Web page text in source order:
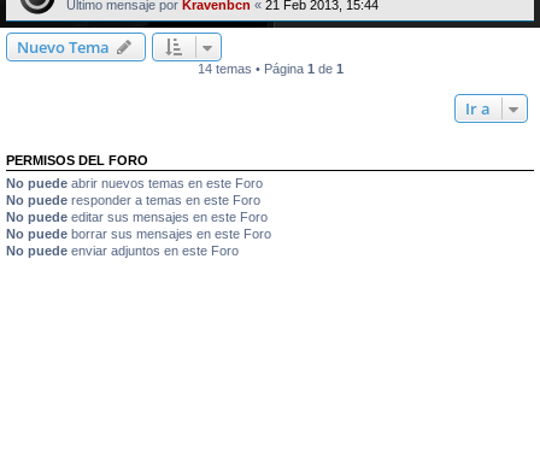
Último mensaje por Kravenbcn « 21 Feb 2013, 15:44
Nuevo Tema
14 temas • Página 1 de 1
Ir a
PERMISOS DEL FORO
No puede abrir nuevos temas en este Foro
No puede responder a temas en este Foro
No puede editar sus mensajes en este Foro
No puede borrar sus mensajes en este Foro
No puede enviar adjuntos en este Foro